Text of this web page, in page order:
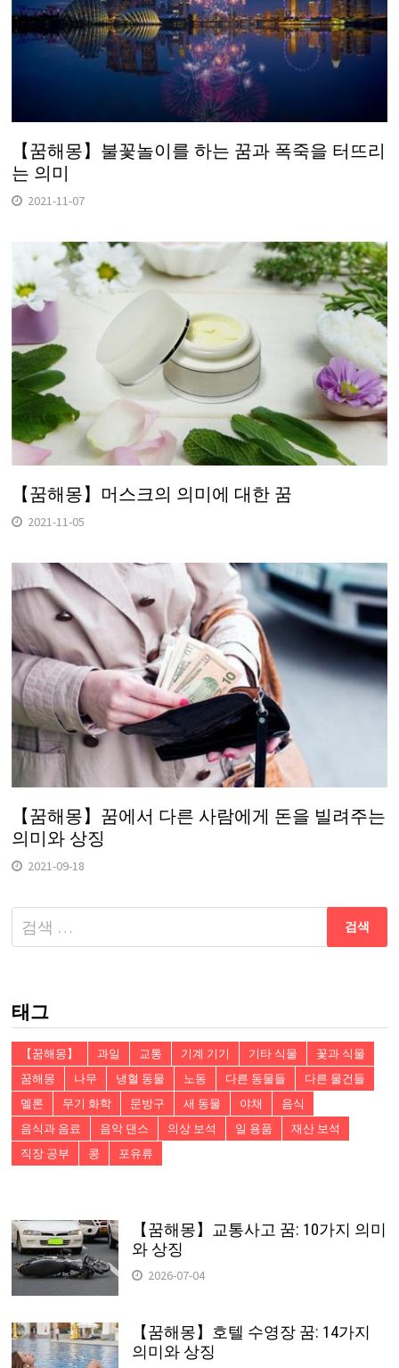
【꿈해몽】불꽃놀이를 하는 꿈과 폭죽을 터뜨리
는 의미
2021-11-07
【꿈해몽】머스크의 의미에 대한 꿈
2021-11-05
【꿈해몽】꿈에서 다른 사람에게 돈을 빌려주는
의미와 상징
2021-09-18
다
음
태그
【꿈해몽】 과일 교통 기계 기기 기타 식물
꽃과 식물
꿈해몽
나무 냉혈 동물 노동 다른 동물들
다른 물건들
멜론
무기 화학 문방구 새 동물 야채
음식
음식과 음료
음악 댄스 의상 보석 일 용품
재산 보석
직장 공부
콩 포유류
【꿈해몽】교통사고 꿈: 10가지 의미
와 상징
2026-07-04
【꿈해몽】호텔 수영장 꿈: 14가지
의미와 상징